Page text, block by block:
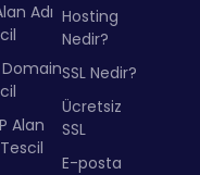
Adı
Domain
Alan
Hosting
Nedir?
SSL Nedir?
Ücretsiz
SSL
E-posta